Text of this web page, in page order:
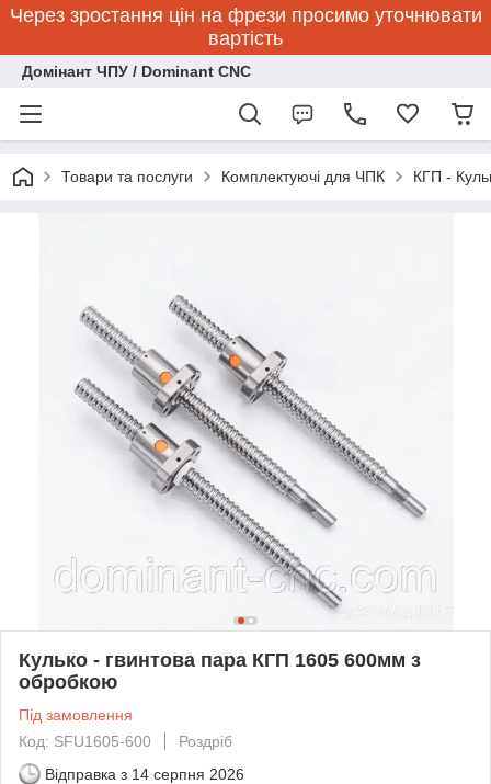
Через зростання цін на фрези просимо уточнювати
вартість
Домінант ЧПУ / Dominant CNC
Товари та послуги Комплектуючі для ЧПК КГП -
Кулько - гвинтова пара КГП 1605 600мм з
обробкою
Під замовлення
Код: SFU1605-600
Роздріб
Відправка з 14 серпня 2026